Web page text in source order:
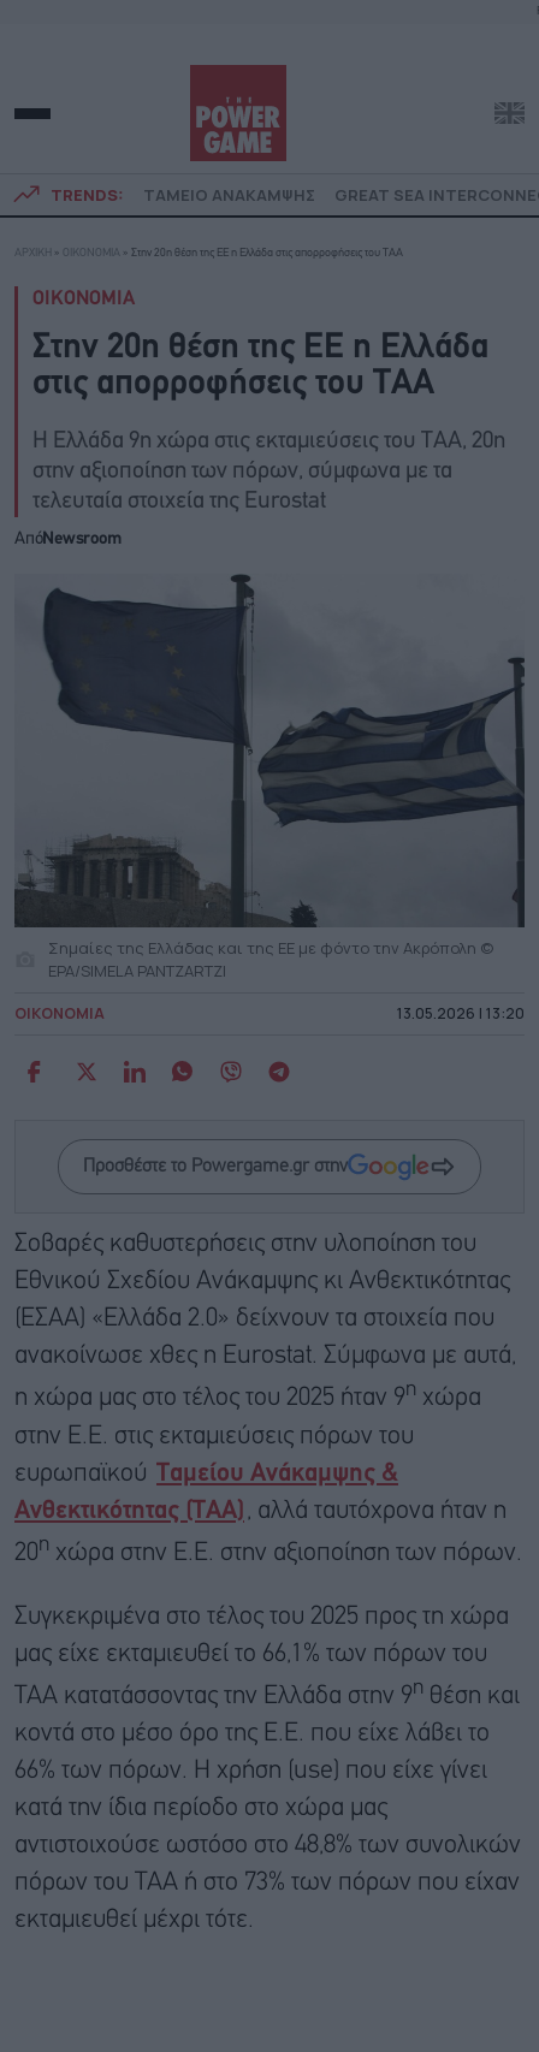
TRENDS: ΤΑΜΕΙΟ ΑΝΑΚΑΜΨΗΣ GREAT SEA
ΑΡΧΙΚΗ » ΟΙΚΟΝΟΜΙΑ » Στην 20η θέση της ΕΕ η Ελλάδα στις απορροφήσεις του ΤΑΑ
ΟΙΚΟΝΟΜΙΑ
Στην 20η θέση της ΕΕ η Ελλάδα
στις απορροφήσεις του ΤΑΑ
Η Ελλάδα 9η χώρα στις εκταμιεύσεις του ΤΑΑ, 20η
στην αξιοποίηση των πόρων, σύμφωνα με τα
τελευταία στοιχεία της Eurostat
ΑπόNewsroom
Σημαίες της Ελλάδας και της ΕΕ με φόντο την Ακρόπολη ©
EPA/SIMELA PANTZARTZI
ΟΙΚΟΝΟΜΙΑ 13.05.2026 | 13:20
Προσθέστε το Powergame.gr στην
Σοβαρές καθυστερήσεις στην υλοποίηση του
Εθνικού Σχεδίου Ανάκαμψης κι Ανθεκτικότητας
(ΕΣΑΑ) «Ελλάδα 2.0» δείχνουν τα στοιχεία που
ανακοίνωσε χθες η Eurostat. Σύμφωνα με αυτά,
η χώρα μας στο τέλος του 2025 ήταν 9η χώρα
στην Ε.Ε. στις εκταμιεύσεις πόρων του
ευρωπαϊκού
Ταμείου Ανάκαμψης &
Ανθεκτικότητας (ΤΑΑ)
, αλλά ταυτόχρονα ήταν η
20η χώρα στην Ε.Ε. στην αξιοποίηση των πόρων.
Συγκεκριμένα στο τέλος του 2025 προς τη χώρα
μας είχε εκταμιευθεί το 66,1% των πόρων του
ΤΑΑ κατατάσσοντας την Ελλάδα στην 9η θέση και
κοντά στο μέσο όρο της Ε.Ε. που είχε λάβει το
66% των πόρων. Η χρήση (use) που είχε γίνει
κατά την ίδια περίοδο στο χώρα μας
αντιστοιχούσε ωστόσο στο 48,8% των συνολικών
πόρων του ΤΑΑ ή στο 73% των πόρων που είχαν
εκταμιευθεί μέχρι τότε.